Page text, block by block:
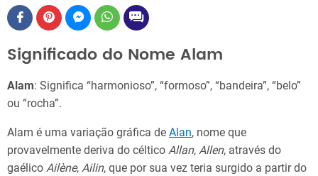
Significado do Nome Alam
Alam: Significa “harmonioso”, “formoso”, “bandeira”, “belo”
ou “rocha”.
Alam é uma variação gráfica de Alan, nome que
provavelmente deriva do céltico Allan, Allen, através do
gaélico Ailène, Ailin, que por sua vez teria surgido a partir do